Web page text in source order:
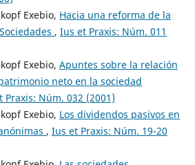
Exebio, Hacia una reforma de la
, Ius et Praxis: Núm. 011
Exebio, Apuntes sobre la relación
neto en la sociedad
Praxis: Núm. 032 (2001)
Exebio, Los dividendos pasivos en
, Ius et Praxis: Núm. 19-20